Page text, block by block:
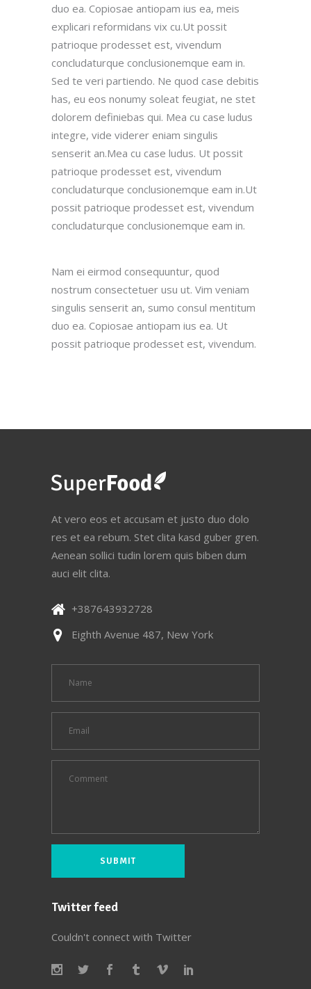
duo ea. Copiosae antiopam ius ea, meis
explicari reformidans vix cu.Ut possit
patrioque prodesset est, vivendum
concludaturque conclusionemque eam in.
Sed te veri partiendo. Ne quod case debitis
has, eu eos nonumy soleat feugiat, ne stet
dolorem definiebas qui. Mea cu case ludus
integre, vide viderer eniam singulis
senserit an.Mea cu case ludus. Ut possit
patrioque prodesset est, vivendum
concludaturque conclusionemque eam in.Ut
possit patrioque prodesset est, vivendum
concludaturque conclusionemque eam in.
Nam ei eirmod consequuntur, quod
nostrum consectetuer usu ut. Vim veniam
singulis senserit an, sumo consul mentitum
duo ea. Copiosae antiopam ius ea. Ut
possit patrioque prodesset est, vivendum.
At vero eos et accusam et justo duo dolo
res et ea rebum. Stet clita kasd guber gren.
Aenean sollici tudin lorem quis biben dum
auci elit clita.
+387643932728
Eighth Avenue 487, New York
Twitter feed
Couldn't connect with Twitter